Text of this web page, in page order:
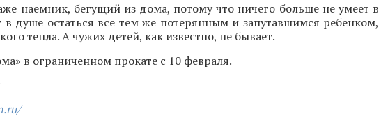
наемник, бегущий из дома, потому что ничего больше не умеет в
душе остаться все тем же потерянным и запутавшимся ребенком,
тепла. А чужих детей, как известно, не бывает.
в ограниченном прокате с 10 февраля.